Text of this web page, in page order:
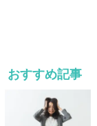
おすすめ記事